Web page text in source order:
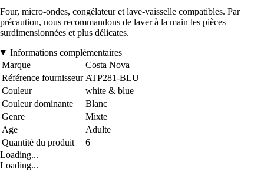
Four, micro-ondes, congélateur et lave-vaisselle compatibles. Par
précaution, nous recommandons de laver à la main les pièces
surdimensionnées et plus délicates.
Informations complémentaires
Marque
Costa Nova
Référence fournisseur ATP281-BLU
Couleur
white & blue
Couleur dominante
Blanc
Genre
Mixte
Age
Adulte
Quantité du produit
6
Loading...
Loading...